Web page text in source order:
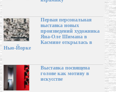
Первая персональная
выставка новых
произведений художника
Яна-Оле Шимана в
Касмине открылась в
Нью-Йорке
Выставка посвящена
голове как мотиву в
искусстве